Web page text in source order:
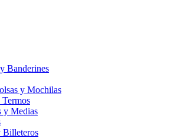
Banderines
y Mochilas
y Medias
Billeteros